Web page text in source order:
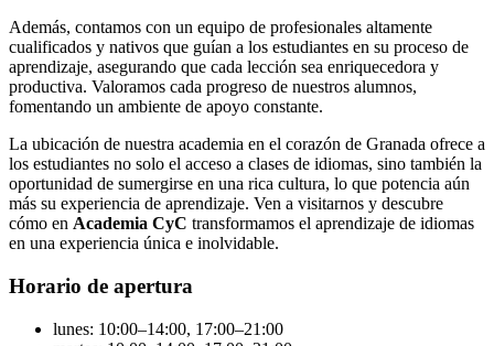
Además, contamos con un equipo de profesionales altamente
cualificados y nativos que guían a los estudiantes en su proceso de
aprendizaje, asegurando que cada lección sea enriquecedora y
productiva. Valoramos cada progreso de nuestros alumnos,
fomentando un ambiente de apoyo constante.
La ubicación de nuestra academia en el corazón de Granada ofrece a
los estudiantes no solo el acceso a clases de idiomas, sino también la
oportunidad de sumergirse en una rica cultura, lo que potencia aún
más su experiencia de aprendizaje. Ven a visitarnos y descubre
cómo en Academia CyC transformamos el aprendizaje de idiomas
en una experiencia única e inolvidable.
Horario de apertura
lunes: 10:00–14:00, 17:00–21:00